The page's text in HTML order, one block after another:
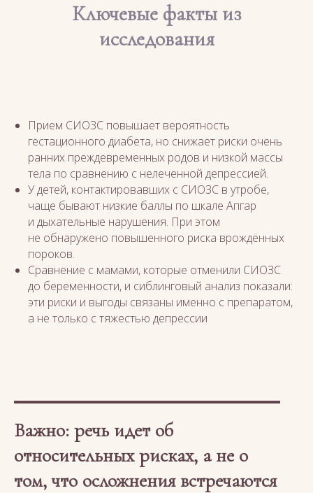
Ключевые факты из
исследования
Прием СИОЗС повышает вероятность
гестационного диабета, но снижает риски очень
ранних преждевременных родов и низкой массы
тела по сравнению с нелеченной депрессией.
У детей, контактировавших с СИОЗС в утробе,
чаще бывают низкие баллы по шкале Апгар
и дыхательные нарушения. При этом
не обнаружено повышенного риска врождённых
пороков.
Сравнение с мамами, которые отменили СИОЗС
до беременности, и сиблинговый анализ показали:
эти риски и выгоды связаны именно с препаратом,
а не только с тяжестью депрессии
Важно: речь идет об
относительных рисках, а не о
том, что осложнения встречаются